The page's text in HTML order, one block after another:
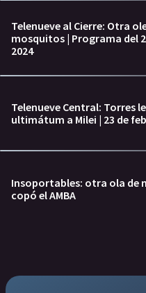
Telenueve al Cierre: Otra
mosquitos | Programa del
2024
Telenueve Central: Torres
ultimátum a Milei | 23 de
Insoportables: otra ola de
copó el AMBA